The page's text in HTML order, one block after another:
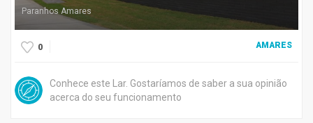
Paranhos Amares
0 AMARES
Conhece este Lar. Gostaríamos de saber a sua opinião
acerca do seu funcionamento